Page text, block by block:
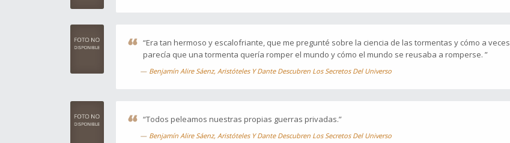
“Era tan hermoso y escalofriante, que me pregunté sobre la ciencia de las tormentas y cómo a veces
parecía que una tormenta quería romper el mundo y cómo el mundo se reusaba a romperse. ”
Benjamín Alire Sáenz, Aristóteles Y Dante Descubren Los Secretos Del Universo
“Todos peleamos nuestras propias guerras privadas.”
Benjamín Alire Sáenz, Aristóteles Y Dante Descubren Los Secretos Del Universo